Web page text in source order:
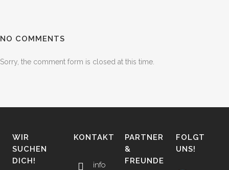
NO COMMENTS
Sorry, the comment form is closed at this time.
WIR
SUCHEN
DICH!
KONTAKT
info
PARTNER
&
FREUNDE
FOLGT
UNS!